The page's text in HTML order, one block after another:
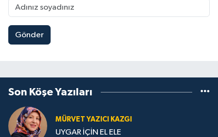
Gönder
Son Köşe Yazıları
MÜRVET YAZICI KAZGI
UYGAR İÇİN EL ELE